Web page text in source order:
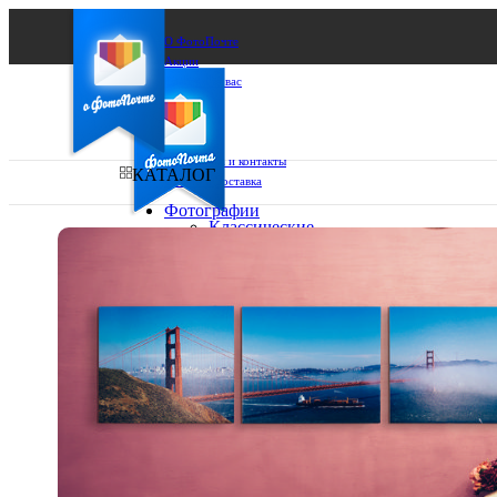
О ФотоПочте
Акции
Сделаем за вас
Бизнесу
FAQ
Франшиза
Поддержка и контакты
Оплата и доставка
Выберите из списка:
КАТАЛОГ
Фотографии
Классические
13х18
15х20
20х20
20х30
30х30
30х40